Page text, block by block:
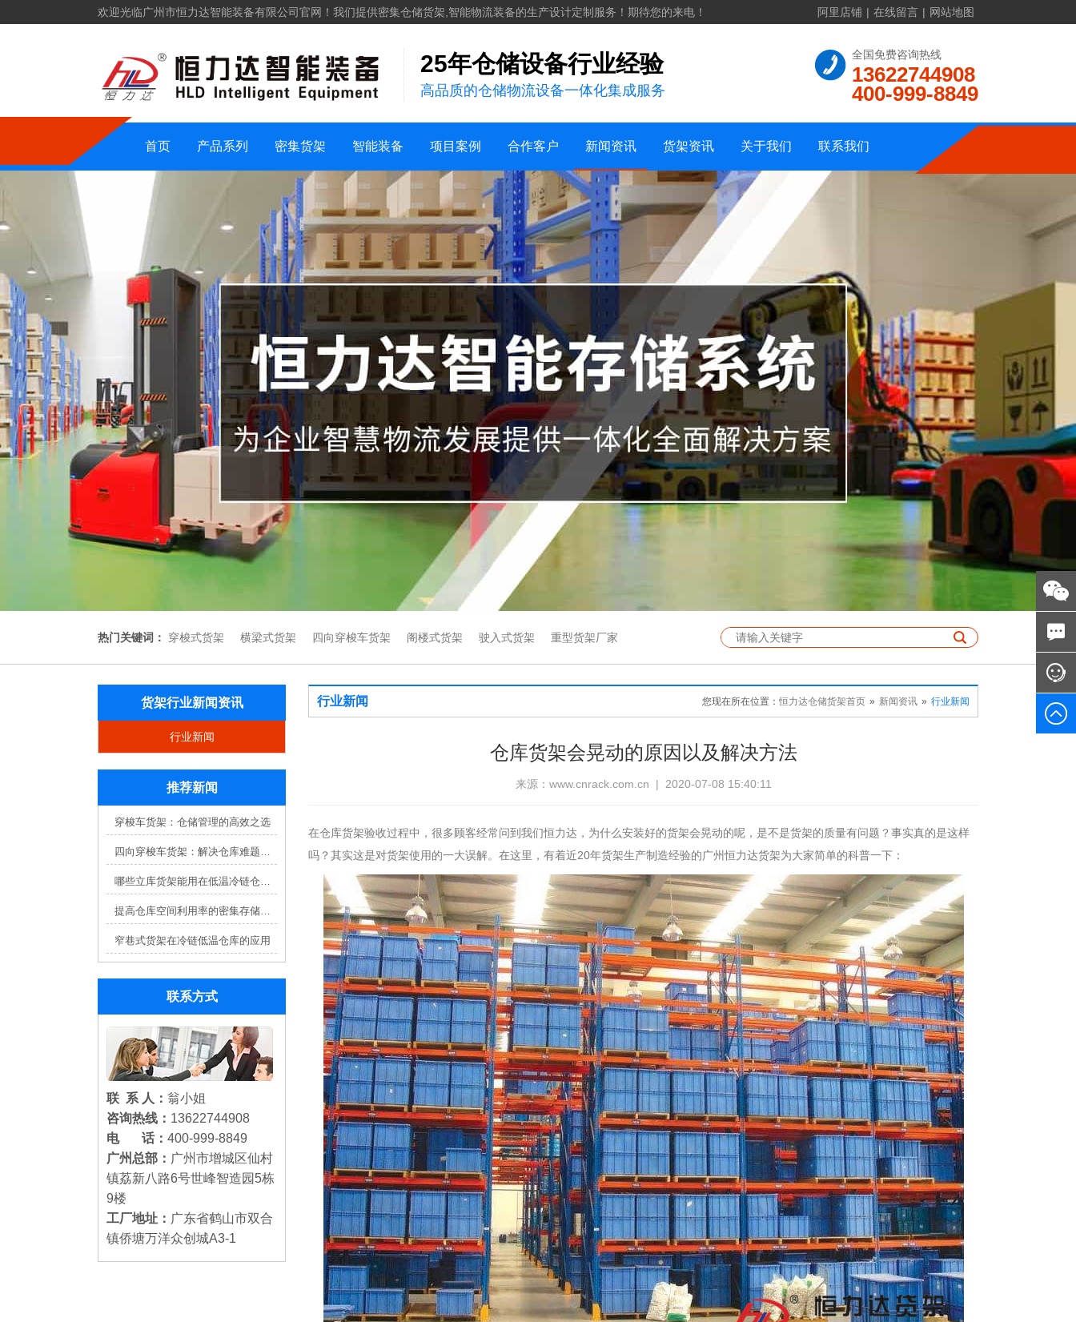
欢迎光临广州市恒力达智能装备有限公司官网！我们提供密集仓储货架,智能物流装备的生产设计定制服务！期待您的来电！ 阿里店铺 | 在线留言 | 网站地图
25年仓储设备行业经验
高品质的仓储物流设备一体化集成服务
全国免费咨询热线
13622744908
400-999-8849
首页 产品系列
密集货架
仓储设备 密集货架 智能装备 项目案例
案例视频
销售地区 合作客户
化工
机械五金建材
新能源 新闻资讯
行业新闻 货架资讯
货架知识 关于我们
公司相册 联系我们
在线留言
网站地图
热门关键词： 穿梭式货架 横梁式货架 四向穿梭车货架 阁楼式货架 驶入式货架 重型货架厂家
货架行业新闻资讯
行业新闻
推荐新闻
穿梭车货架：仓储管理的高效之选
四向穿梭车货架：解决仓库难题，提升效率
哪些立库货架能用在低温冷链仓库？
提高仓库空间利用率的密集存储货架方案
窄巷式货架在冷链低温仓库的应用
联系方式
联 系 人： 翁小姐
咨询热线： 13622744908
电 话： 400-999-8849
广州总部： 广州市增城区仙村
镇荔新八路6号世峰智造园5栋
9楼
工厂地址： 广东省鹤山市双合
镇侨塘万洋众创城A3-1
行业新闻 您现在所在位置： 恒力达仓储货架首页 » 新闻资讯 » 行业新闻
仓库货架会晃动的原因以及解决方法
来源：www.cnrack.com.cn | 2020-07-08 15:40:11
在仓库货架验收过程中，很多顾客经常问到我们恒力达，为什么安装好的货架会晃动的呢，是不是货架的质量有问题？事实真的是这样
吗？其实这是对货架使用的一大误解。在这里，有着近20年货架生产制造经验的广州恒力达货架为大家简单的科普一下：